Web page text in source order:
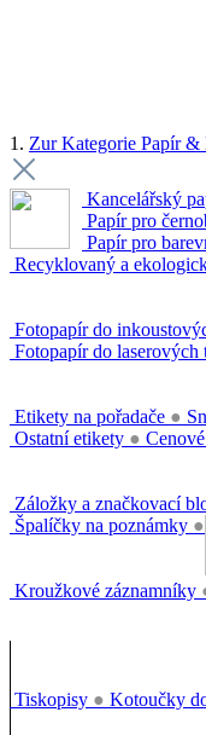
1. Zur Kategorie Papír &
Kancelářský
Papír pro
Papír pro
Recyklovaný a
Fotopapír do
Fotopapír do laserových
Etikety na pořadače ●
Ostatní etikety ●
Záložky a značkovací
Špalíčky na poznámky ●
Kroužkové záznamníky
Tiskopisy ● Kotoučky